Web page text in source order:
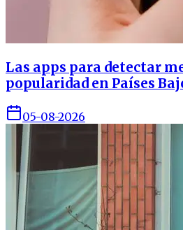
Las apps para detectar
popularidad en Países
05-08-2026